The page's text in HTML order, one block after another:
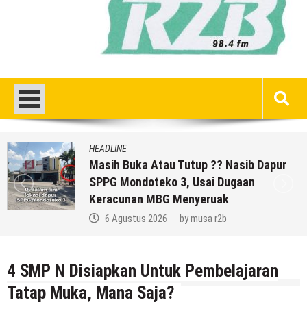
HEADLINE
Masih Buka Atau Tutup ?? Nasib Dapur
SPPG Mondoteko 3, Usai Dugaan
Keracunan MBG Menyeruak
by musa r2b
4 SMP N Disiapkan Untuk Pembelajaran
Tatap Muka, Mana Saja?